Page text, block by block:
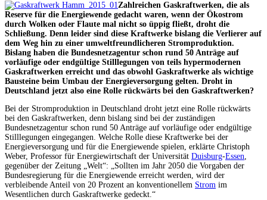
Zahlreichen Gaskraftwerken, die als
Reserve für die Energiewende gedacht waren, wenn der Ökostrom
durch Wolken oder Flaute mal nicht so üppig fließt, droht die
Schließung. Denn leider sind diese Kraftwerke bislang die Verlierer auf
dem Weg hin zu einer umweltfreundlicheren Stromproduktion.
Bislang haben die Bundesnetzagentur schon rund 50 Anträge auf
vorläufige oder endgültige Stilllegungen von teils hypermodernen
Gaskraftwerken erreicht und das obwohl Gaskraftwerke als wichtige
Bausteine beim Umbau der Energieversorgung gelten. Droht in
Deutschland jetzt also eine Rolle rückwärts bei den Gaskraftwerken?
Bei der Stromproduktion in Deutschland droht jetzt eine Rolle rückwärts
bei den Gaskraftwerken, denn bislang sind bei der zuständigen
Bundesnetzagentur schon rund 50 Anträge auf vorläufige oder endgültige
Stilllegungen eingegangen. Welche Rolle diese Kraftwerke bei der
Energieversorgung und für die Energiewende spielen, erklärte Christoph
Weber, Professor für Energiewirtschaft der Universität Duisburg-Essen,
gegenüber der Zeitung „Welt“: „Sollten im Jahr 2050 die Vorgaben der
Bundesregierung für die Energiewende erreicht werden, wird der
verbleibende Anteil von 20 Prozent an konventionellem Strom im
Wesentlichen durch Gaskraftwerke gedeckt.“